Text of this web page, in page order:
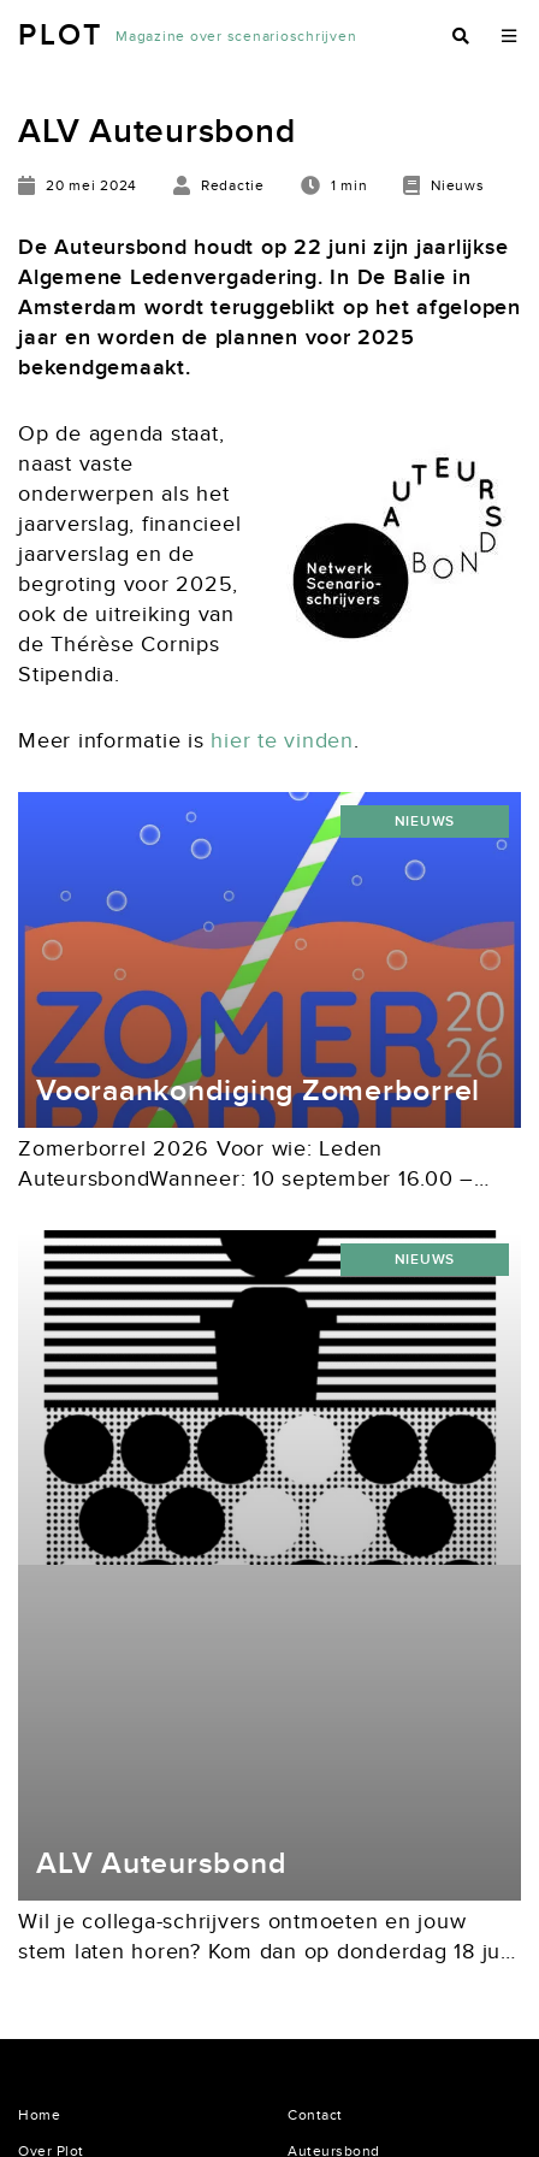
PLOT Magazine over scenarioschrijven
ALV Auteursbond
20 mei 2024 Redactie 1 min Nieuws
De Auteursbond houdt op 22 juni zijn jaarlijkse
Algemene Ledenvergadering. In De Balie in
Amsterdam wordt teruggeblikt op het afgelopen
jaar en worden de plannen voor 2025
bekendgemaakt.
Op de agenda staat,
naast vaste
onderwerpen als het
jaarverslag, financieel
jaarverslag en de
begroting voor 2025,
ook de uitreiking van
de Thérèse Cornips
Stipendia.
Meer informatie is hier te vinden.
Vooraankondiging Zomerborrel
Zomerborrel 2026 Voor wie: Leden
AuteursbondWanneer: 10 september 16.00 –
Lairessestraat 125 in Amsterdam
NIEUWS
ALV Auteursbond
Wil je collega-schrijvers ontmoeten en jouw
stem laten horen? Kom dan op donderdag 18 juni
We beginnen om...
NIEUWS
Home
Over Plot
Contact
Auteursbond